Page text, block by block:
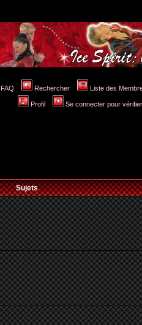
FAQ Rechercher Liste des
Profil Se connecter pour
Sujets